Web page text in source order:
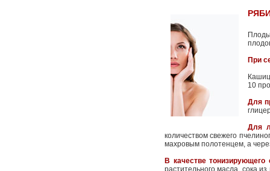
При
10
Для
Для
количеством свежего
махровым полотенцем, а
В качестве тонизирующего
растительного масла, сока